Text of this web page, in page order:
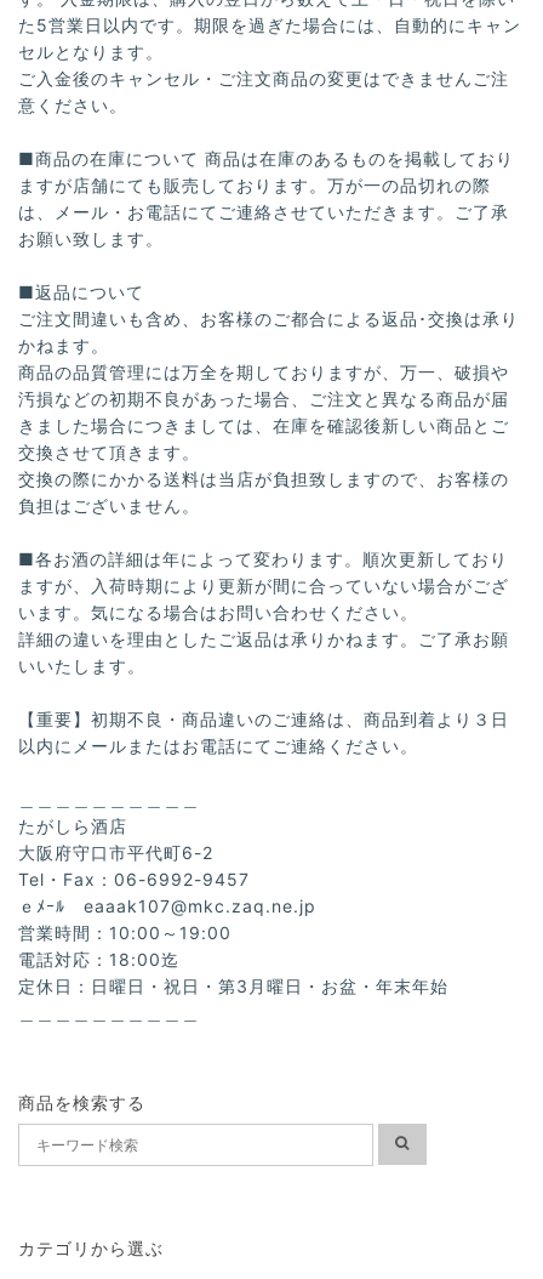
た5営業日以内です。期限を過ぎた場合には、自動的にキャン
セルとなります。
ご入金後のキャンセル・ご注文商品の変更はできませんご注
意ください。
■商品の在庫について 商品は在庫のあるものを掲載しており
ますが店舗にても販売しております。万が一の品切れの際
は、メール・お電話にてご連絡させていただきます。ご了承
お願い致します。
■返品について
ご注文間違いも含め、お客様のご都合による返品･交換は承り
かねます。
商品の品質管理には万全を期しておりますが、万一、破損や
汚損などの初期不良があった場合、ご注文と異なる商品が届
きました場合につきましては、在庫を確認後新しい商品とご
交換させて頂きます。
交換の際にかかる送料は当店が負担致しますので、お客様の
負担はございません。
■各お酒の詳細は年によって変わります。順次更新しており
ますが、入荷時期により更新が間に合っていない場合がござ
います。気になる場合はお問い合わせください。
詳細の違いを理由としたご返品は承りかねます。ご了承お願
いいたします。
【重要】初期不良・商品違いのご連絡は、商品到着より３日
以内にメールまたはお電話にてご連絡ください。
たがしら酒店
大阪府守口市平代町6-2
Tel・Fax：06-6992-9457
ｅﾒｰﾙ eaaak107@mkc.zaq.ne.jp
営業時間：10:00～19:00
電話対応：18:00迄
定休日：日曜日・祝日・第3月曜日・お盆・年末年始
商品を検索する
カテゴリから選ぶ